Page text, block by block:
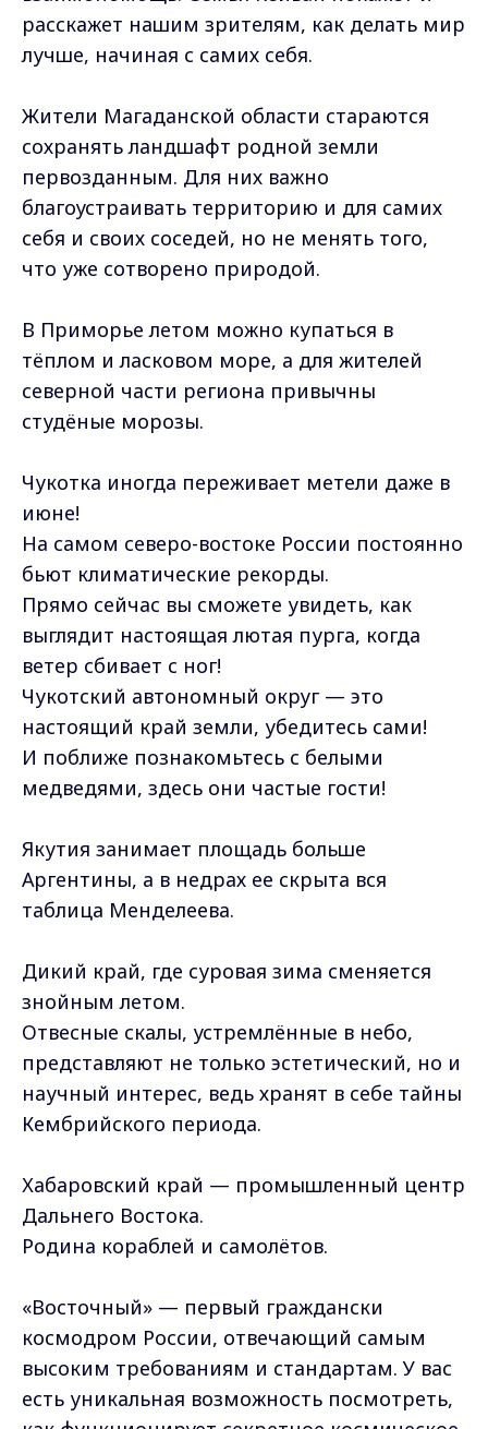
расскажет нашим зрителям, как делать мир
лучше, начиная с самих себя.
Жители Магаданской области стараются
сохранять ландшафт родной земли
первозданным. Для них важно
благоустраивать территорию и для самих
себя и своих соседей, но не менять того,
что уже сотворено природой.
В Приморье летом можно купаться в
тёплом и ласковом море, а для жителей
северной части региона привычны
студёные морозы.
Чукотка иногда переживает метели даже в
июне!
На самом северо-востоке России постоянно
бьют климатические рекорды.
Прямо сейчас вы сможете увидеть, как
выглядит настоящая лютая пурга, когда
ветер сбивает с ног!
Чукотский автономный округ — это
настоящий край земли, убедитесь сами!
И поближе познакомьтесь с белыми
медведями, здесь они частые гости!
Якутия занимает площадь больше
Аргентины, а в недрах ее скрыта вся
таблица Менделеева.
Дикий край, где суровая зима сменяется
знойным летом.
Отвесные скалы, устремлённые в небо,
представляют не только эстетический, но и
научный интерес, ведь хранят в себе тайны
Кембрийского периода.
Хабаровский край — промышленный центр
Дальнего Востока.
Родина кораблей и самолётов.
«Восточный» — первый граждански
космодром России, отвечающий самым
высоким требованиям и стандартам. У вас
есть уникальная возможность посмотреть,